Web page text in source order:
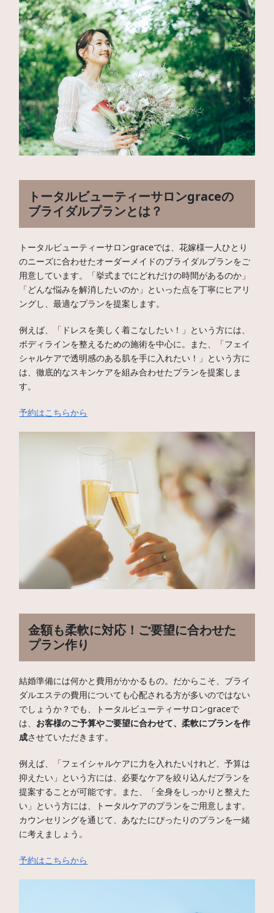
トータルビューティーサロンgraceの
ブライダルプランとは？
トータルビューティーサロンgraceでは、花嫁様一人ひとり
のニーズに合わせたオーダーメイドのブライダルプランをご
用意しています。「挙式までにどれだけの時間があるのか」
「どんな悩みを解消したいのか」といった点を丁寧にヒアリ
ングし、最適なプランを提案します。
例えば、「ドレスを美しく着こなしたい！」という方には、
ボディラインを整えるための施術を中心に。また、「フェイ
シャルケアで透明感のある肌を手に入れたい！」という方に
は、徹底的なスキンケアを組み合わせたプランを提案しま
す。
予約はこちらから
金額も柔軟に対応！ご要望に合わせた
プラン作り
結婚準備には何かと費用がかかるもの。だからこそ、ブライ
ダルエステの費用についても心配される方が多いのではない
でしょうか？でも、トータルビューティーサロンgraceで
は、 お客様のご予算やご要望に合わせて、柔軟にプランを作
成させていただきます。
例えば、「フェイシャルケアに力を入れたいけれど、予算は
抑えたい」という方には、必要なケアを絞り込んだプランを
提案することが可能です。また、「全身をしっかりと整えた
い」という方には、トータルケアのプランをご用意します。
カウンセリングを通じて、あなたにぴったりのプランを一緒
に考えましょう。
予約はこちらから